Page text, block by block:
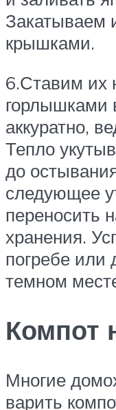
Закатываем
крышками.
6.Ставим их
горлышками
аккуратно,
Тепло
до
следующее
переносить
хранения.
погребе или
темном
Компот
Многие
варить